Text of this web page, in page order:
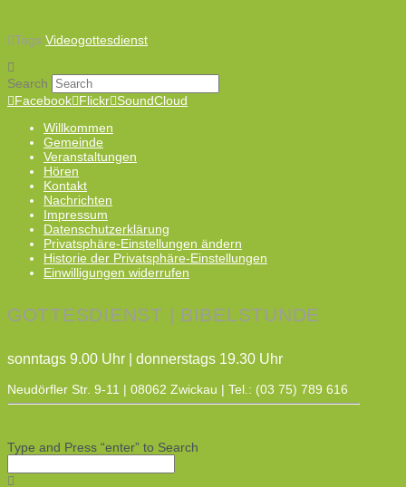
Tags:Videogottesdienst
Search
Facebook Flickr SoundCloud
Willkommen
Gemeinde
Veranstaltungen
Hören
Kontakt
Nachrichten
Impressum
Datenschutzerklärung
Privatsphäre-Einstellungen ändern
Historie der Privatsphäre-Einstellungen
Einwilligungen widerrufen
GOTTESDIENST | BIBELSTUNDE
sonntags 9.00 Uhr | donnerstags 19.30 Uhr
Neudörfler Str. 9-11 | 08062 Zwickau | Tel.: (03 75) 789 616
Type and Press “enter” to Search